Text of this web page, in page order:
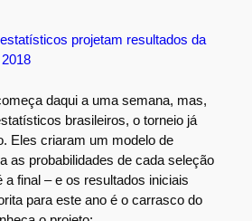
projetam resultados da
daqui a uma semana, mas,
brasileiros, o torneio já
Eles criaram um modelo de
as probabilidades de cada seleção
a final – e os resultados iniciais
para este ano é o carrasco do